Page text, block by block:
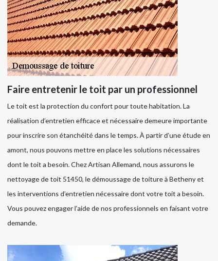
Faire entretenir le toit par un professionnel
Le toit est la protection du confort pour toute habitation. La
réalisation d’entretien efficace et nécessaire demeure importante
pour inscrire son étanchéité dans le temps. À partir d’une étude en
amont, nous pouvons mettre en place les solutions nécessaires
dont le toit a besoin. Chez Artisan Allemand, nous assurons le
nettoyage de toit 51450, le démoussage de toiture à Betheny et
les interventions d’entretien nécessaire dont votre toit a besoin.
Vous pouvez engager l’aide de nos professionnels en faisant votre
demande.